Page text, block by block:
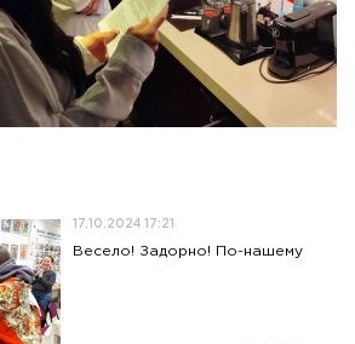
17.10.2024 17:21
Весело! Задорно! По-нашему